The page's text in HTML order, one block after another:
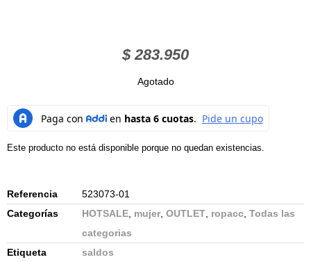
$283.950
Agotado
Este producto no está disponible porque no quedan existencias.
Referencia
523073-01
Categorías
HOTSALE, mujer, OUTLET, ropacc, Todas las
categorias
Etiqueta
saldos